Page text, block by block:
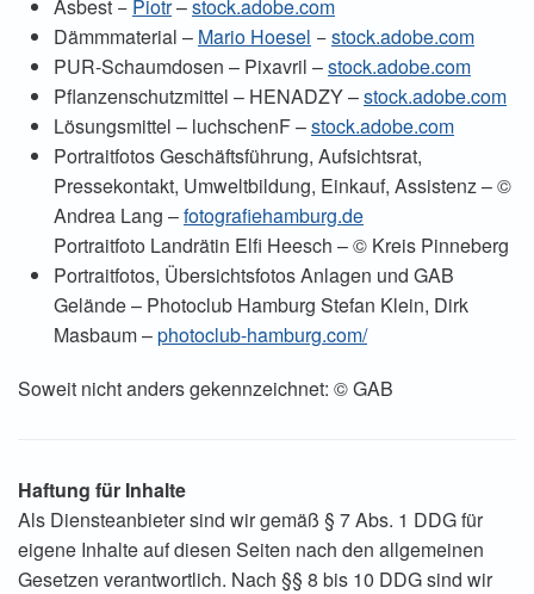
Asbest − Piotr–stock.adobe.com
Dämmmaterial – Mario Hoesel −stock.adobe.com
PUR-Schaumdosen – Pixavril –stock.adobe.com
Pflanzenschutzmittel – HENADZY –stock.adobe.com
Lösungsmittel – luchschenF –stock.adobe.com
Portraitfotos Geschäftsführung, Aufsichtsrat,
Pressekontakt, Umweltbildung, Einkauf, Assistenz – ©
Andrea Lang –fotografiehamburg.de
Portraitfoto Landrätin Elfi Heesch –© Kreis Pinneberg
Portraitfotos, Übersichtsfotos Anlagen und GAB
Gelände – Photoclub Hamburg Stefan Klein, Dirk
Masbaum –photoclub-hamburg.com/
Soweit nicht anders gekennzeichnet: © GAB
Haftung für Inhalte
Als Diensteanbieter sind wir gemäß § 7 Abs. 1 DDG für
eigene Inhalte auf diesen Seiten nach den allgemeinen
Gesetzen verantwortlich. Nach §§ 8 bis 10 DDG sind wir